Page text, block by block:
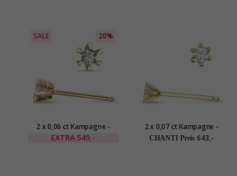
SALE 20%
2 x 0,06 ct Kampagne -
Diamant Solitärohrstecker
EXTRA 549,-
2 x 0,07 ct Kampagne -
Diamant Solitärohrstecker
CHANTI Preis 643,-